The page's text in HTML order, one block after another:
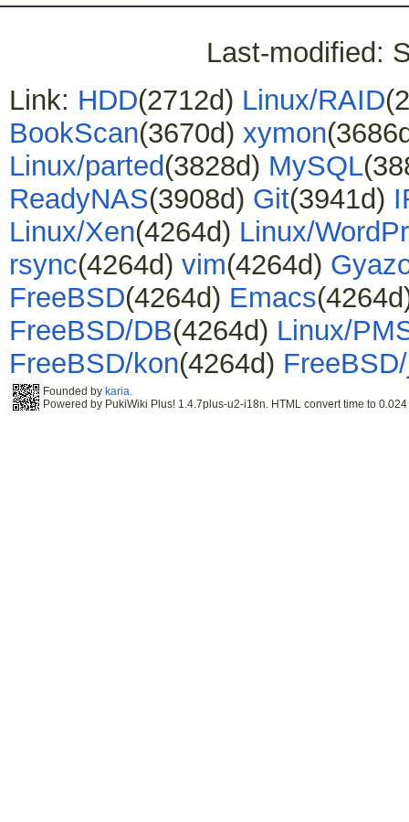
Last-modified:
Link: HDD(2712d) Linux/RAID
BookScan(3670d) xymon
Linux/parted(3828d) MySQL
ReadyNAS(3908d) Git(3941d)
Linux/Xen(4264d) Linux/
rsync(4264d) vim(4264d)
FreeBSD(4264d) Emacs
FreeBSD/DB(4264d) Linux/
FreeBSD/kon(4264d)
Founded by karia.
Powered by PukiWiki Plus! 1.4.7plus-u2-i18n. HTML convert time to 0.024